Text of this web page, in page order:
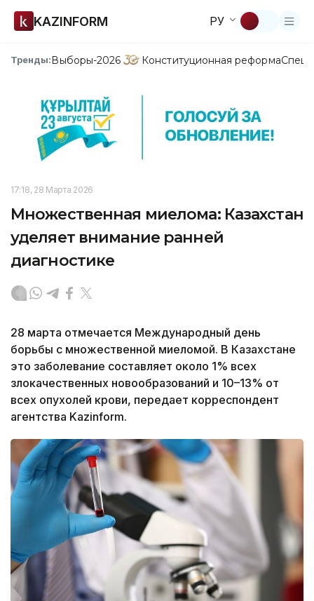
KAZINFORM РУ
Тренды:Выборы-2026 Конституционная реформа
17:18, 28 Марта 2026
Множественная миелома: Казахстан
уделяет внимание ранней
диагностике
28 марта отмечается Международный день
борьбы с множественной миеломой. В Казахстане
это заболевание составляет около 1% всех
злокачественных новообразований и 10–13% от
всех опухолей крови, передает корреспондент
агентства Kazinform.